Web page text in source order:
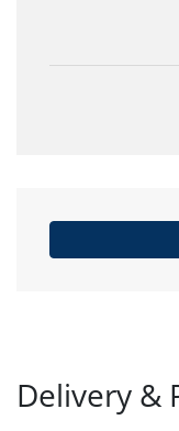
Delivery &